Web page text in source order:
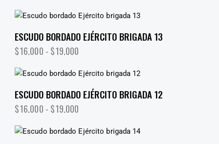
ESCUDO BORDADO EJÉRCITO BRIGADA 13
$16,000 - $19,000
ESCUDO BORDADO EJÉRCITO BRIGADA 12
$16,000 - $19,000